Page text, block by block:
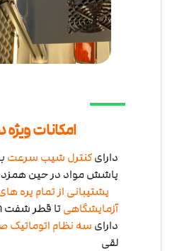
امکانات
دارایکنترل شیب سرعت
پاشش مواد در حین
پشتیبانی از تمام پره
آزمایشگاهیتا قطر شفت
دارای سه نظام اتوماتیک
لقی